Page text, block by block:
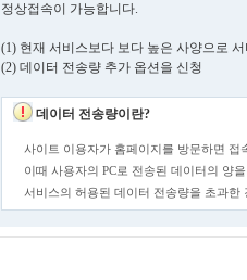
정상접속이 가능합니다.
(1) 현재 서비스보다 보다 높은 사양으로
(2) 데이터 전송량 추가 옵션을 신청
데이터 전송량이란?
사이트 이용자가 홈페이지를 방문하면 접
이때 사용자의 PC로 전송된 데이터의 양
서비스의 허용된 데이터 전송량을 초과